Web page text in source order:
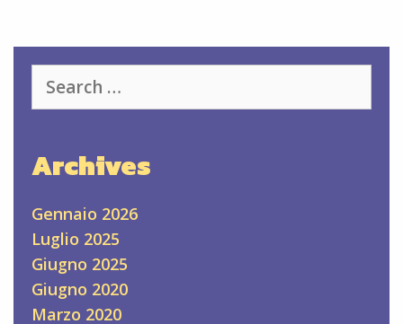
Donna
Farhi
for:
Archives
Gennaio 2026
Luglio 2025
Giugno 2025
Giugno 2020
Marzo 2020